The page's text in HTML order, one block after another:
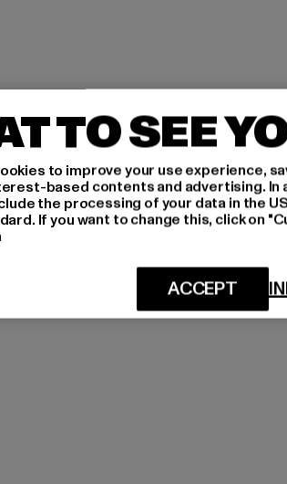
TO SEE
to improve your use experience,
based contents and advertising.
the processing of your data in the
If you want to change this, click on
ACCEPT